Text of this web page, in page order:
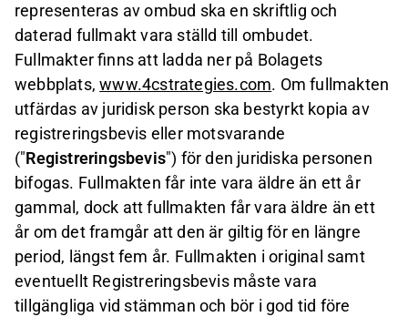
representeras av ombud ska en skriftlig och
daterad fullmakt vara ställd till ombudet.
Fullmakter finns att ladda ner på Bolagets
webbplats,www.4cstrategies.com. Om fullmakten
utfärdas av juridisk person ska bestyrkt kopia av
registreringsbevis eller motsvarande
("Registreringsbevis") för den juridiska personen
bifogas. Fullmakten får inte vara äldre än ett år
gammal, dock att fullmakten får vara äldre än ett
år om det framgår att den är giltig för en längre
period, längst fem år. Fullmakten i original samt
eventuellt Registreringsbevis måste vara
tillgängliga vid stämman och bör i god tid före